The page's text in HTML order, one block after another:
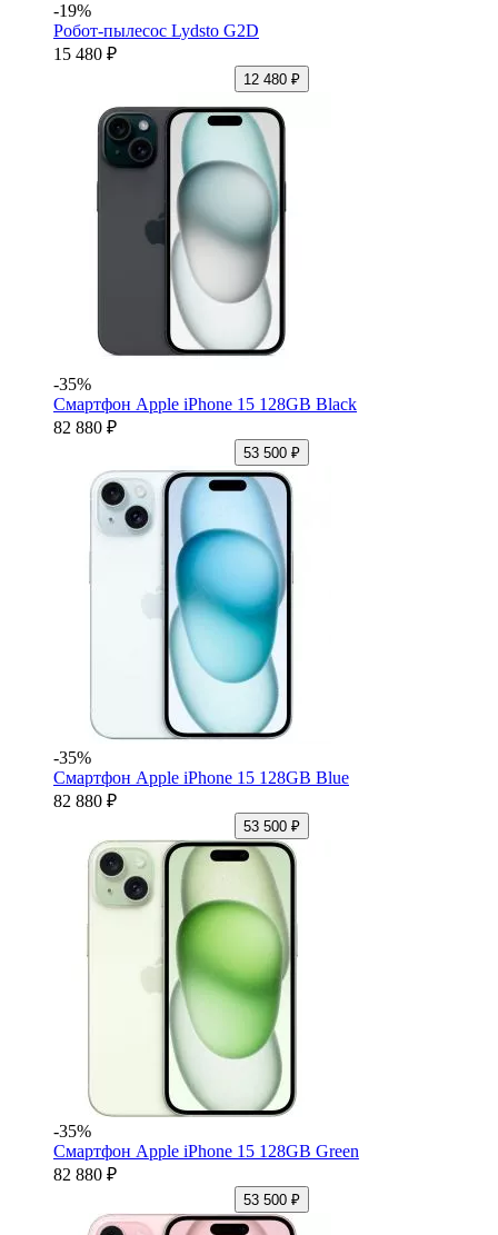
-19%
Робот-пылесос Lydsto G2D
15 480 ₽
12 480 ₽
-35%
Смартфон Apple iPhone 15 128GB Black
82 880 ₽
53 500 ₽
-35%
Смартфон Apple iPhone 15 128GB Blue
82 880 ₽
53 500 ₽
-35%
Смартфон Apple iPhone 15 128GB Green
82 880 ₽
53 500 ₽